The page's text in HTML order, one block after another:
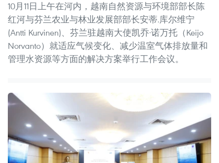
10月11日上午在河内，越南自然资源与环境部部长陈
红河与芬兰农业与林业发展部部长安蒂.库尔维宁
(Antti Kurvinen)、芬兰驻越南大使凯乔·诺万托（Keijo
Norvanto）就适应气候变化、减少温室气体排放量和
管理水资源等方面的解决方案举行工作会议。